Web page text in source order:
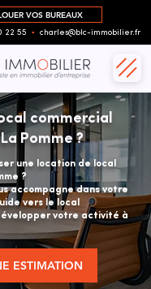
VOS BUREAUX
22 55 ▪︎ charles@blc-immobilier.fr
commercial
Pomme ?
une location de local
?
accompagne dans votre
vers le local
votre activité à
ESTIMATION